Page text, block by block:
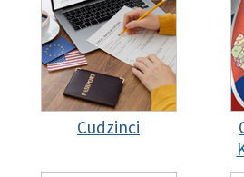
Cudzinci